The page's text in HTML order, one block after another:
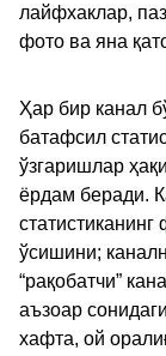
лайфхаклар,
фото ва яна
Ҳар бир канал
батафсил
ўзгаришлар
ёрдам беради.
ўсишини;
“рақобатчи”
аъзоар
хафта, ой